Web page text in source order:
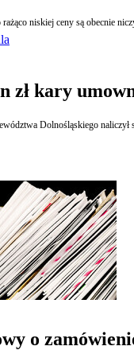
zł kary
Dolnośląskiego
o